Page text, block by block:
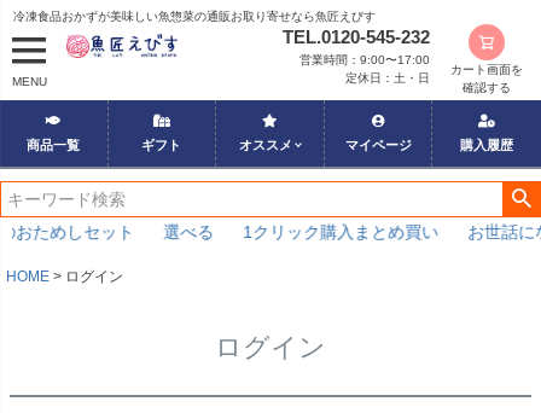
冷凍食品おかずが美味しい魚惣菜の通販お取り寄せなら魚匠えびす
MENU
TEL.0120-545-232
営業時間：9:00〜17:00
定休日：土・日
カート画面を
確認する
商品一覧 ギフト オススメ マイページ 購入履歴
おためしセット 選べる 1クリック購入まとめ買い お世話に
HOME ログイン
ログイン